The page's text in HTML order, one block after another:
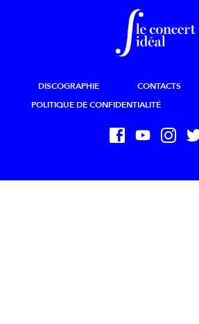
DISCOGRAPHIE CONTACTS
POLITIQUE DE CONFIDENTIALITÉ